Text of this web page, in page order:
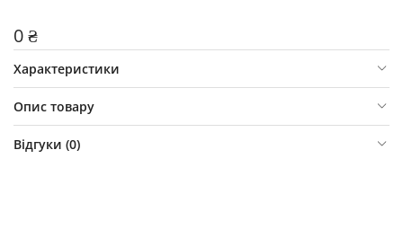
0 ₴
Характеристики
Опис товару
Відгуки (0)